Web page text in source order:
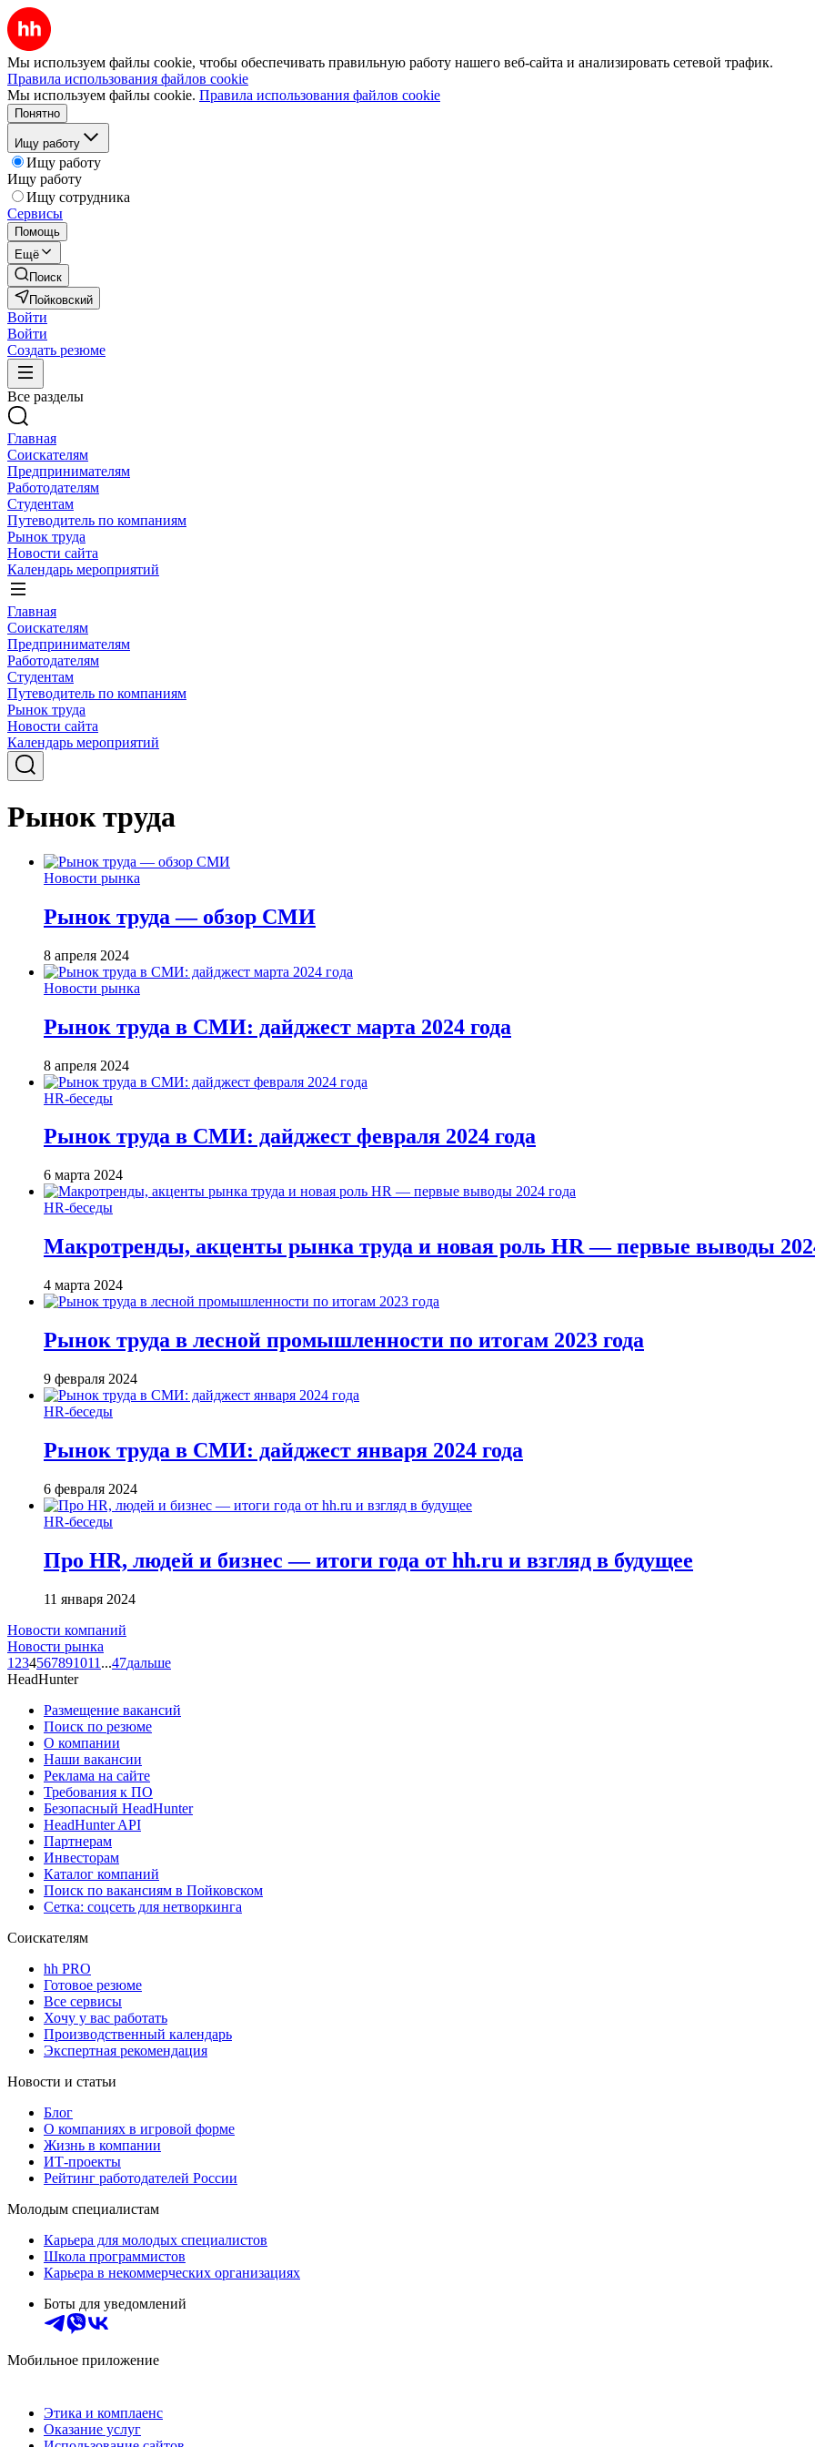
Мы используем файлы cookie, чтобы обеспечивать правильную работу нашего веб-сайта и анализировать сетевой трафик.
Правила использования файлов cookie
Мы используем файлы cookie. Правила использования файлов cookie
Понятно
Ищу работу
Ищу работу
Ищу работу
Ищу сотрудника
Сервисы
Помощь
Ещё
Поиск
Пойковский
Войти
Войти
Создать резюме
Все разделы
Главная
Соискателям
Предпринимателям
Работодателям
Студентам
Путеводитель по компаниям
Рынок труда
Новости сайта
Календарь мероприятий
Главная
Соискателям
Предпринимателям
Работодателям
Студентам
Путеводитель по компаниям
Рынок труда
Новости сайта
Календарь мероприятий
Рынок труда
Новости рынка
Рынок труда — обзор СМИ
8 апреля 2024
Новости рынка
Рынок труда в СМИ: дайджест марта 2024 года
8 апреля 2024
HR-беседы
Рынок труда в СМИ: дайджест февраля 2024 года
6 марта 2024
HR-беседы
Макротренды, акценты рынка труда и новая роль HR — первые выводы
4 марта 2024
Рынок труда в лесной промышленности по итогам 2023 года
9 февраля 2024
HR-беседы
Рынок труда в СМИ: дайджест января 2024 года
6 февраля 2024
HR-беседы
Про HR, людей и бизнес — итоги года от hh.ru и взгляд в будущее
11 января 2024
Новости компаний
Новости рынка
1 234567891011 ...47дальше
HeadHunter
Размещение вакансий
Поиск по резюме
О компании
Наши вакансии
Реклама на сайте
Требования к ПО
Безопасный HeadHunter
HeadHunter API
Партнерам
Инвесторам
Каталог компаний
Поиск по вакансиям в Пойковском
Сетка: соцсеть для нетворкинга
Соискателям
hh PRO
Готовое резюме
Все сервисы
Хочу у вас работать
Производственный календарь
Экспертная рекомендация
Новости и статьи
Блог
О компаниях в игровой форме
Жизнь в компании
ИТ-проекты
Рейтинг работодателей России
Молодым специалистам
Карьера для молодых специалистов
Школа программистов
Карьера в некоммерческих организациях
Боты для уведомлений
Мобильное приложение
Этика и комплаенс
Оказание услуг